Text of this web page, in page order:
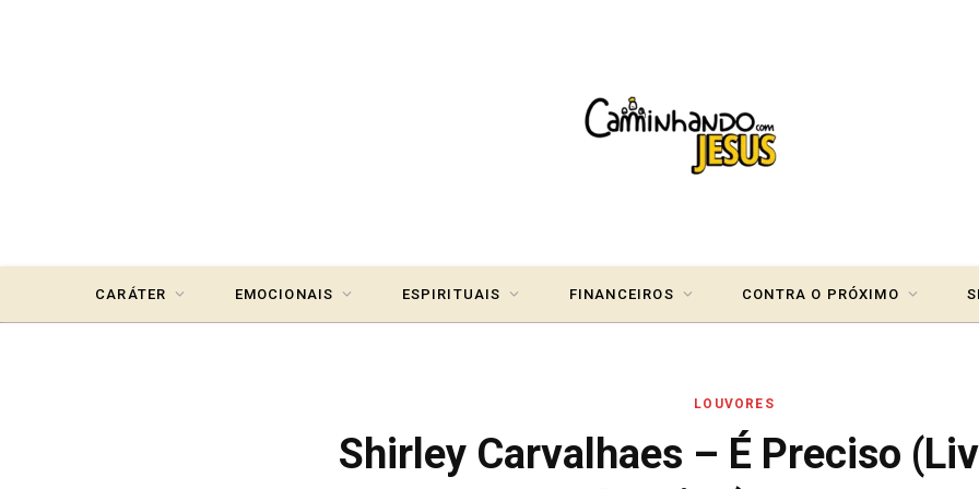
CARÁTER EMOCIONAIS ESPIRITUAIS FINANCEIROS CONTRA O PRÓXIMO
LOUVORES
Shirley Carvalhaes – É Preciso